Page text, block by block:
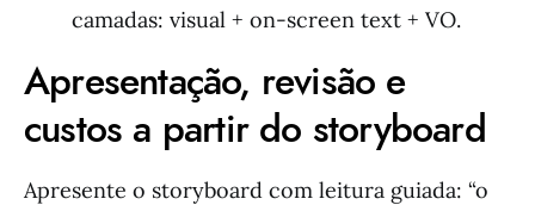
camadas: visual + on-screen text + VO.
Apresentação, revisão e
custos a partir do storyboard
Apresente o storyboard com leitura guiada: “o